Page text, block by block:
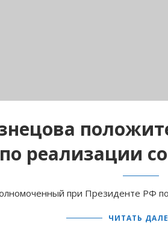
реализации
при Президенте РФ
ЧИТАТЬ